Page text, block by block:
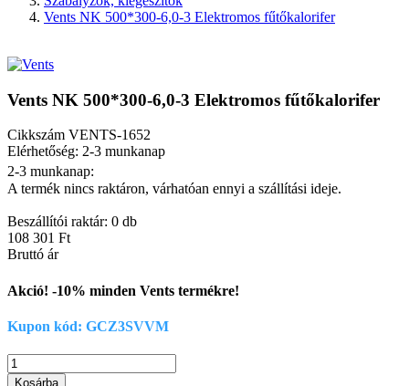
Vents NK 500*300-6,0-3 Elektromos fűtőkalorifer
Vents NK 500*300-6,0-3 Elektromos fűtőkalorifer
Cikkszám VENTS-1652
Elérhetőség: 2-3 munkanap
2-3 munkanap:
A termék nincs raktáron, várhatóan ennyi a szállítási ideje.
Beszállítói raktár: 0 db
108 301 Ft
Bruttó ár
Akció! -10% minden Vents termékre!
Kupon kód: GCZ3SVVM
Kosárba